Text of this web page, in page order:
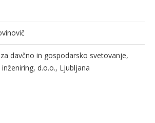
davčno in gospodarsko svetovanje,
d.o.o., Ljubljana